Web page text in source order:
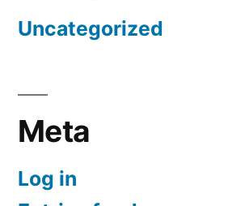
Uncategorized
Meta
Log in